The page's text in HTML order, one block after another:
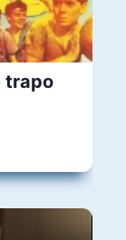
trapo